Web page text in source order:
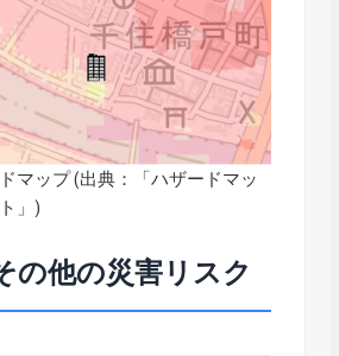
マップ (出典：「ハザードマッ
」)
の他の災害リスク